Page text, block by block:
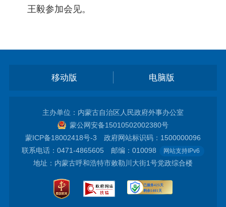
王毅参加会见。
移动版 电脑版
主办单位：内蒙古自治区人民政府外事办公室
蒙公网安备15010502002380号
蒙ICP备18002418号-3 政府网站标识码：1500000096
联系电话：0471-4865605 邮编：010098
网站支持IPv6
地址：内蒙古呼和浩特市敕勒川大街1号党政综合楼